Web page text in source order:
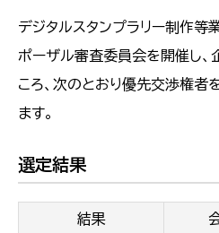
デジタルスタンプラリー制作等
ポーザル審査委員会を開催し、
ころ、次のとおり優先交渉権者
ます。
選定結果
結果